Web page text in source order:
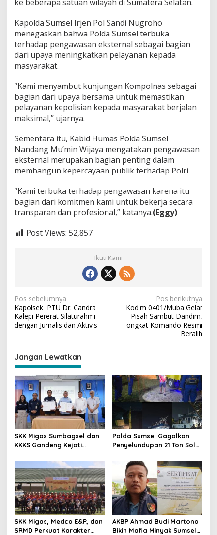
ke beberapa satuan wilayah di Sumatera Selatan.
Kapolda Sumsel Irjen Pol Sandi Nugroho
menegaskan bahwa Polda Sumsel terbuka
terhadap pengawasan eksternal sebagai bagian
dari upaya meningkatkan pelayanan kepada
masyarakat.
“Kami menyambut kunjungan Kompolnas sebagai
bagian dari upaya bersama untuk memastikan
pelayanan kepolisian kepada masyarakat berjalan
maksimal,” ujarnya.
Sementara itu, Kabid Humas Polda Sumsel
Nandang Mu’min Wijaya mengatakan pengawasan
eksternal merupakan bagian penting dalam
membangun kepercayaan publik terhadap Polri.
“Kami terbuka terhadap pengawasan karena itu
bagian dari komitmen kami untuk bekerja secara
transparan dan profesional,” katanya.(Eggy)
Post Views: 52,857
Ikuti Kami
N
a
v
g
a
s
i
p
o
s
Pos sebelumnya
Kapolsek IPTU Dr. Candra
Kalepi Pererat Silaturahmi
dengan Jurnalis dan Aktivis
Pos berikutnya
Kodim 0401/Muba Gelar
Pisah Sambut Dandim,
Tongkat Komando Resmi
Beralih
Jangan Lewatkan
SKK Migas Sumbagsel dan
KKKS Gandeng Kejati
Hukum Demi Kelancaran
Operasi Hulu Migas
Polda Sumsel Gagalkan
Penyelundupan 21 Ton Solar
Lima Pelaku Diamankan
SKK Migas, Medco E&P, dan
SRMD Perkuat Karakter
AKBP Ahmad Budi Martono
Bikin Mafia Minyak Sumsel